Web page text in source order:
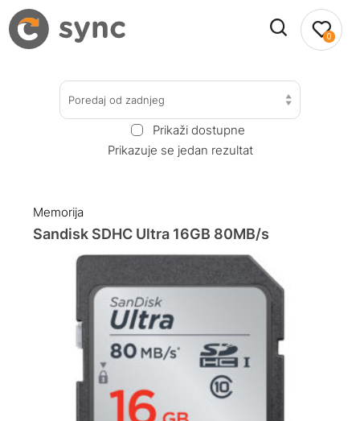
0
Poredaj od zadnjeg
Prikaži dostupne
Prikazuje se jedan rezultat
Memorija
Sandisk SDHC Ultra 16GB 80MB/s